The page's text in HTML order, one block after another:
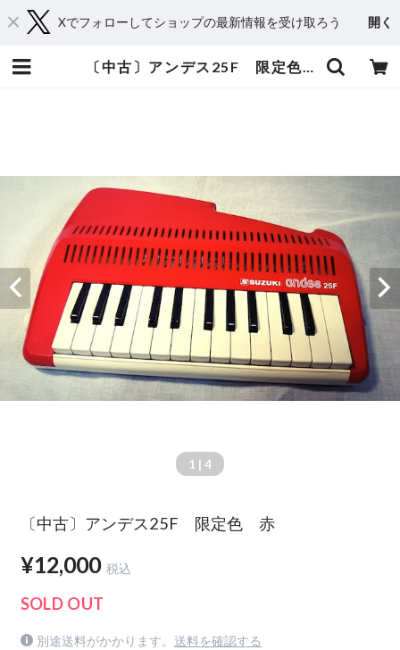
Xでフォローしてショップの最新情報を受け取ろう 開く
〔中古〕アンデス25F 限定色 赤 | おもちゃ楽器.com
1 | 4
〔中古〕アンデス25F 限定色 赤
¥12,000 税込
SOLD OUT
別途送料がかかります。 送料を確認する